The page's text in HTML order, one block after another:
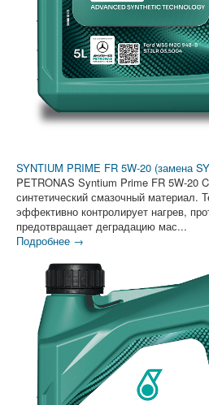
SYNTIUM PRIME FR 5W-20 (замена
PETRONAS Syntium Prime FR 5W-20
синтетический смазочный материал.
эффективно контролирует нагрев,
предотвращает деградацию мас...
Подробнее →